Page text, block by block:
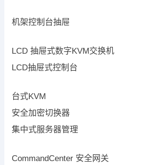
机架控制台抽屉
LCD 抽屉式数字KVM交换机
LCD抽屉式控制台
台式KVM
安全加密切换器
集中式服务器管理
CommandCenter 安全网关